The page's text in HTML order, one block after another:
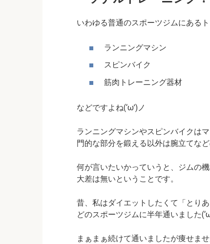
いわゆる普通のスポーツジムにある
ランニングマシン
スピンバイク
筋肉トレーニング器材
などですよね(‘ω’)ノ
ランニングマシンやスピンバイクは
門的な部分を鍛える以外は腕立てな
何が言いたいかっていうと、ジムの
大差は無いということです。
昔、私はダイエットしたくて「とり
どのスポーツジムに半年通いました
まぁまぁ続けて通いましたが痩せま